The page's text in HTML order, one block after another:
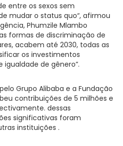
entre os sexos sem
mudar o status quo“, afirmou
Phumzile Mlambo
formas de discriminação de
acabem até 2030, todas as
os investimentos
de gênero”.
Grupo Alibaba e a Fundação
contribuições de 5 milhões e
dessas
significativas foram
instituições .